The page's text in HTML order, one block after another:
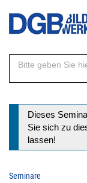
Direkt
Inhalt
Dieses
Sie sich zu
lassen!
Seminare